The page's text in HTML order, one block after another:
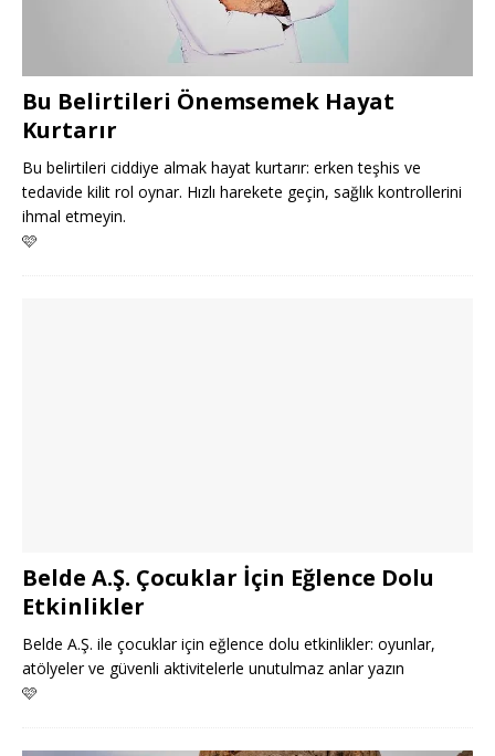
Bu Belirtileri Önemsemek Hayat
Kurtarır
Bu belirtileri ciddiye almak hayat kurtarır: erken teşhis ve
tedavide kilit rol oynar. Hızlı harekete geçin, sağlık kontrollerini
ihmal etmeyin.
🩷
Belde A.Ş. Çocuklar İçin Eğlence Dolu
Etkinlikler
Belde A.Ş. ile çocuklar için eğlence dolu etkinlikler: oyunlar,
atölyeler ve güvenli aktivitelerle unutulmaz anlar yazın
🩷